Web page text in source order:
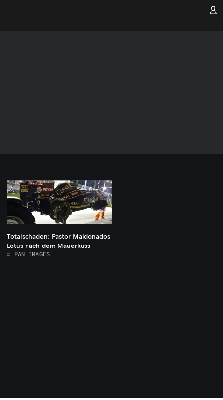
Totalschaden: Pastor Maldonados
Lotus nach dem Mauerkuss
© PAN IMAGES